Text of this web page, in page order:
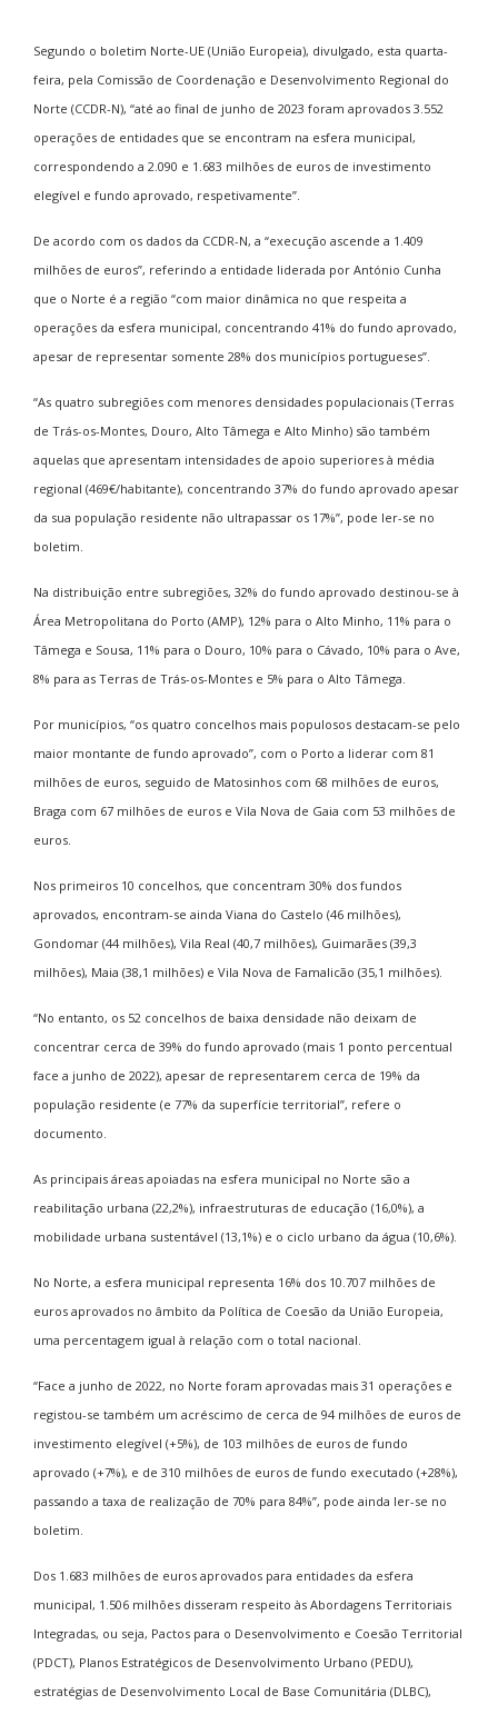
Segundo o boletim Norte-UE (União Europeia), divulgado, esta quarta-
feira, pela Comissão de Coordenação e Desenvolvimento Regional do
Norte (CCDR-N), “até ao final de junho de 2023 foram aprovados 3.552
operações de entidades que se encontram na esfera municipal,
correspondendo a 2.090 e 1.683 milhões de euros de investimento
elegível e fundo aprovado, respetivamente”.
De acordo com os dados da CCDR-N, a “execução ascende a 1.409
milhões de euros”, referindo a entidade liderada por António Cunha
que o Norte é a região “com maior dinâmica no que respeita a
operações da esfera municipal, concentrando 41% do fundo aprovado,
apesar de representar somente 28% dos municípios portugueses”.
“As quatro subregiões com menores densidades populacionais (Terras
de Trás-os-Montes, Douro, Alto Tâmega e Alto Minho) são também
aquelas que apresentam intensidades de apoio superiores à média
regional (469€/habitante), concentrando 37% do fundo aprovado apesar
da sua população residente não ultrapassar os 17%”, pode ler-se no
boletim.
Na distribuição entre subregiões, 32% do fundo aprovado destinou-se à
Área Metropolitana do Porto (AMP), 12% para o Alto Minho, 11% para o
Tâmega e Sousa, 11% para o Douro, 10% para o Cávado, 10% para o Ave,
8% para as Terras de Trás-os-Montes e 5% para o Alto Tâmega.
Por municípios, “os quatro concelhos mais populosos destacam-se pelo
maior montante de fundo aprovado”, com o Porto a liderar com 81
milhões de euros, seguido de Matosinhos com 68 milhões de euros,
Braga com 67 milhões de euros e Vila Nova de Gaia com 53 milhões de
euros.
Nos primeiros 10 concelhos, que concentram 30% dos fundos
aprovados, encontram-se ainda Viana do Castelo (46 milhões),
Gondomar (44 milhões), Vila Real (40,7 milhões), Guimarães (39,3
milhões), Maia (38,1 milhões) e Vila Nova de Famalicão (35,1 milhões).
“No entanto, os 52 concelhos de baixa densidade não deixam de
concentrar cerca de 39% do fundo aprovado (mais 1 ponto percentual
face a junho de 2022), apesar de representarem cerca de 19% da
população residente (e 77% da superfície territorial”, refere o
documento.
As principais áreas apoiadas na esfera municipal no Norte são a
reabilitação urbana (22,2%), infraestruturas de educação (16,0%), a
mobilidade urbana sustentável (13,1%) e o ciclo urbano da água (10,6%).
No Norte, a esfera municipal representa 16% dos 10.707 milhões de
euros aprovados no âmbito da Política de Coesão da União Europeia,
uma percentagem igual à relação com o total nacional.
“Face a junho de 2022, no Norte foram aprovadas mais 31 operações e
registou-se também um acréscimo de cerca de 94 milhões de euros de
investimento elegível (+5%), de 103 milhões de euros de fundo
aprovado (+7%), e de 310 milhões de euros de fundo executado (+28%),
passando a taxa de realização de 70% para 84%”, pode ainda ler-se no
boletim.
Dos 1.683 milhões de euros aprovados para entidades da esfera
municipal, 1.506 milhões disseram respeito às Abordagens Territoriais
Integradas, ou seja, Pactos para o Desenvolvimento e Coesão Territorial
(PDCT), Planos Estratégicos de Desenvolvimento Urbano (PEDU),
estratégias de Desenvolvimento Local de Base Comunitária (DLBC),